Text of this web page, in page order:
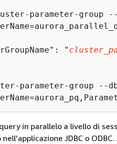
parameter-group
"
parameter-group --
in parallelo a livello di
nell'applicazione JDBC o